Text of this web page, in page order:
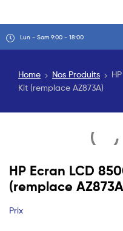
Lun - Sam 9:00 - 18:00
Home Nos Produits
Kit (remplace AZ873A)
HP Ecran LCD
(remplace
Prix